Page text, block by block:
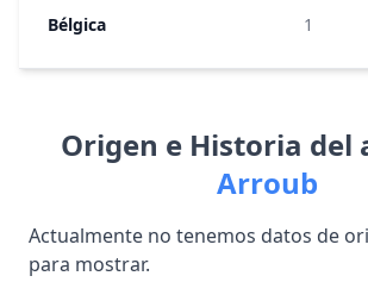
Bélgica 1
Origen e Historia del
Arroub
Actualmente no tenemos datos de
para mostrar.